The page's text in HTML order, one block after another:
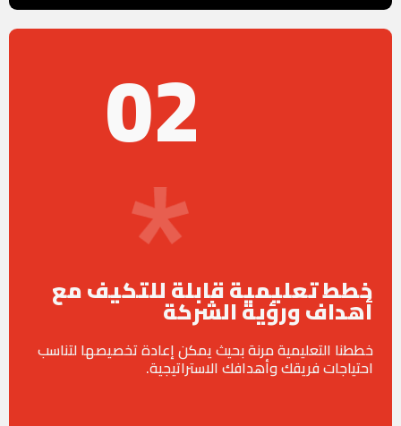
02
خطط تعليمية قابلة للتكيف مع
أهداف ورؤية الشركة
خططنا التعليمية مرنة بحيث يمكن إعادة تخصيصها لتناسب
احتياجات فريقك وأهدافك الاستراتيجية.